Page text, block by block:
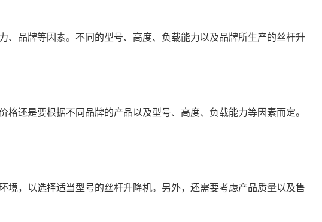
品牌等因素。不同的型号、高度、负载能力以及品牌所生产的丝杆升
还是要根据不同品牌的产品以及型号、高度、负载能力等因素而定。
，以选择适当型号的丝杆升降机。另外，还需要考虑产品质量以及售